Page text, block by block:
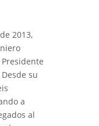
2013,
su
a
al